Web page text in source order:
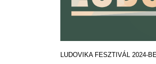
LUDOVIKA FESZTIVÁL 2024-